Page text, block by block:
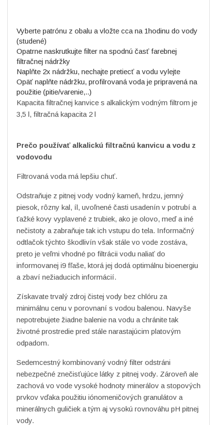
Vyberte patrónu z obalu a vložte cca na 1hodinu do vody
(studené)
Opatrne naskrutkujte filter na spodnú časť farebnej
filtračnej nádržky
Naplňte 2x nádržku, nechajte pretiecť a vodu vylejte
Opäť naplňte nádržku, profilrovaná voda je pripravená na
použitie (pitie/varenie,..)
Kapacita filtračnej kanvice s alkalickým vodným filtrom je
3,5 l, filtračná kapacita 2 l
Prečo používať alkalickú filtračnú kanvicu a vodu z
vodovodu
Filtrovaná voda má lepšiu chuť.
Odstraňuje z pitnej vody vodný kameň, hrdzu, jemný
piesok, rôzny kal, íl, uvoľnené časti usadenín v potrubí a
ťažké kovy vyplavené z trubiek, ako je olovo, meď a iné
nečistoty a zabraňuje tak ich vstupu do tela. Informačný
odtlačok týchto škodlivín však stále vo vode zostáva,
preto je veľmi vhodné po filtrácii vodu naliať do
informovanej i9 fľaše, ktorá jej dodá optimálnu bioenergiu
a zbaví nežiaducich informácií.
Získavate trvalý zdroj čistej vody bez chlóru za
minimálnu cenu v porovnaní s vodou balenou. Navyše
nepotrebujete žiadne balenie na vodu a chránite tak
životné prostredie pred stále narastajúcim platovým
odpadom.
Sedemcestný kombinovaný vodný filter odstráni
nebezpečné znečisťujúce látky z pitnej vody. Zároveň ale
zachová vo vode vysoké hodnoty minerálov a stopových
prvkov vďaka použitiu iónomeničových granulátov a
minerálnych guličiek a tým aj vysokú rovnováhu pH pitnej
vody.